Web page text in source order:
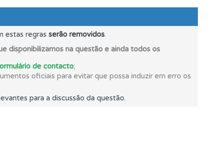
estas regras serão removidos.
disponibilizamos na questão e ainda todos os
de contacto;
oficiais para evitar que possa induzir em erro os
para a discussão da questão.